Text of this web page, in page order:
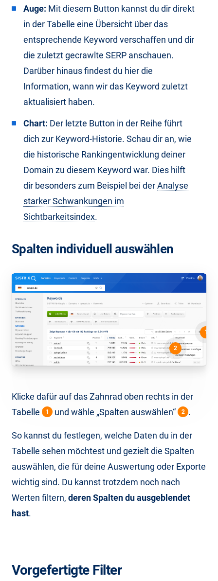
Auge: Mit diesem Button kannst du dir direkt
in der Tabelle eine Übersicht über das
entsprechende Keyword verschaffen und dir
die zuletzt gecrawlte SERP anschauen.
Darüber hinaus findest du hier die
Information, wann wir das Keyword zuletzt
aktualisiert haben.
Chart: Der letzte Button in der Reihe führt
dich zur Keyword-Historie. Schau dir an, wie
die historische Rankingentwicklung deiner
Domain zu diesem Keyword war. Dies hilft
dir besonders zum Beispiel bei derAnalyse
starker Schwankungen im
Sichtbarkeitsindex.
Spalten individuell auswählen
1
2
Klicke dafür auf das Zahnrad oben rechts in der
Tabelle
1 und wähle „Spalten auswählen“ 2 .
So kannst du festlegen, welche Daten du in der
Tabelle sehen möchtest und gezielt die Spalten
auswählen, die für deine Auswertung oder Exporte
wichtig sind. Du kannst trotzdem noch nach
Werten filtern, deren Spalten du ausgeblendet
hast.
Vorgefertigte Filter